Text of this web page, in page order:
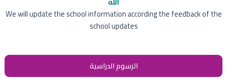
We will update the school information according the feedback of the
school updates
الرسوم الدراسية